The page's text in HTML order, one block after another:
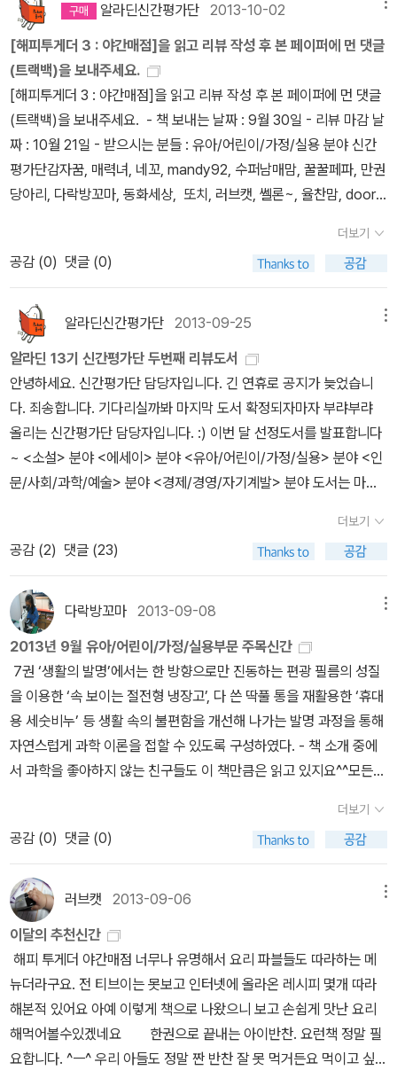
수도 있겠네요. 모르는 건 아니지만, 일단 요리책을 보면 재료나 정량
이 나와서 편한 점이 많습니다. 그래서 집에서 하긴 하지만 가끔 하는
요리는 조리법이나 재료와 같은 레시피를 종이에 적어두시는 경우도
있더라구요. 3. 요리책에 나오는 용어 1. 영어로 배우는 서
양조리용어사전 2. 조리용어 3. 호텔조리용어 4. 사진으로 배우는 전
문조리용어해설 아무리 생각해도 요리는 저에게 자신감을 절대 주지
않는 영역같습니다. 칼을 쥐고 썬다거나, 불 앞에서 후라이팬을 뒤집
는다는 건 기예의 한 분야같거든요. 요리를 좋아하시는 분들은 요리
에 대해 많은 관심이 있는 만큼 많은 걸 알고 계시겠지만, 그렇지 못할
경우엔 요리책에 나온 기본적인 것이라 생략되어 있는 내용도 잘 모
를 경우도 있습니다. 최근에 쉽게 나온 책들은 이러한 점을 반영해서
책을 읽으면 조금 더 이해하기 좋지 않을까 하는 생각이 듭니다. 또는
쉽게 나온 요리책이 아니라 조금 더 고난도의 요리를 배우는 데도 도
움이 될 수 있지 않을까요. 4. 가까이 있는 것을 선택하는 이유
1. 라면천국 2. MY 분식 레시피 3. 해피투게더 야간매점 4.
이밥차 심야식당 알고 있습니다. 슬로우 푸드가 몸에 좋다는 것, 건강
한 음식을 먹어야 한다는 것. 전혀 무관한 일이라고는 역시 전혀 생각
하지 않습니다. 그러나, 페이퍼를 쓰다보니 슬슬 뭐라도 먹고 싶어지
는 겁니다. 하긴 요리책만 두 시간을 봤으면 그럴 수도 있는 건가봅니
드 식품뿐입니다. 냉장고를 뒤져보면 반찬과 밥이 있긴 하겠지만, 이
유는 모르지만 라면이 왜 이렇게 잘 보이는 걸까요. 유난히. --------
---------- 오늘은 여기까지 입니다. 간단한 요리라도 가족과 친구
와 우리를 기쁘게 하는 사람들과 맛있게 먹으면 좋겠습니다. 일요일
하루 아낌없이 즐겁게 보내세요.
의 단편들을 엿본 느낌이 들어 그가 무척 친근하게 느껴진다. '누군가
가 읽은 책이 그 사람을 말해준다'는 말이 이럴 때 쓰는 말이 아닐까
싶다. 게다가 그는 책이 삶이고 삶이 책인 듯 너무나 자연스럽게 책을
말하고, 인용하고, 권한다. 그래서 어려운 작가론과 어려운 책들이 가
득한데도 가벼운 수필을 읽듯 편안하게 읽힌다. 그가 소개한 작가와
작품이 궁금해서 자꾸만 기웃거리게 된다. 어려운 글을 어렵게 쓰는
것은 재능이 아니고, 쉬운 글을 어렵게 쓰는 것은 자랑이 아니다. 어려
운 글을 쉽게 쓰는 것이야말로 진정 글쓰는 재주라고 생각한다. 그런
서는 안된다며 시대상을 담은 영화를 만들고자 하지만, 또 “아이들에
만드는 일을, 다음 세대의 아이들 몫으로 남겨두면서 끝을 내고 있다.
짧은 분량임에도 불구하고 아이들의 책에서 얻을 수 있는 모든 것과,
다음 세대에 전수할 수 밖에 없는 무거운 과업 등 결코 가볍지 않은 주
제를 꽉꽉 채워넣은 좋은 책이었던 것 같다.[경제/경영/자기계발] 분
야 Yearn 님의 리뷰 http://blog.aladin.co.kr/Yearn/6648761
지난 정권에서는 녹색성장에 중점을 두었고, 이번 정권에서는 창조경
제에 방점을 두고 있습니다. 그러나 녹색성장의 성과는 미비했고, 창
부 원제목인 (경영 변화의 본질쯤으로 번역할 수 있는)The nature
of change를 창조경제 스타트업, 자연이 답이다라고 번역한 것은
영된 것으로 보입니다. 분명 생체모방기술은 환경과 창의성을 중요시
하는 요즘 좋은 대안이 될 수 있습니다. 하지만 유행처럼 왔다가 허무
하게 사라지는 신기루가 되지 않도록 하려는 결심과 노력이 필요하다
는 당연한 사실을 조심스레 적어봅니다. 사랑지기 님의 리뷰 http://
blog.aladin.co.kr/748233123/6618281저자는 의지력의 수명은
정해져 있고, 많이 쓸수록 떨어지므로, 하루라는 시간을 투자해 최고
의 성공을 얻고 싶다면 의지력이 떨어지기 전에, 당신의 가장 중요한
일, 그 한 가지 일을 일찍 해치우라고 조언한다. '모든 일이 다 중요하
우선순위의 중요성을 강조한 것이다. 우리가 우선순위를 잘 정해서
행동하면 자동적으로 균형에서 벗어나 어느 하나에 더 많은 시간을
투자하게 된다. 따라서 ‘단 하나’를 위해서 버리고, 선택하고, 집중하
는 것이 매우 중요하다는 것이다.[유아/어린이/가정/실용] 분야 다락
방 꼬마 님의 리뷰 http://blog.aladin.co.kr/749795117/66509
29<야간매점>에서는 요리 재료에서부터 만드는 과정이 사진으로
자세히 나와있어 그리 어렵지 않게 만들어 먹을 수 있습니다. 요리 스
토리에는 요리와 관련된 방송 이야기를 전하고 있어 방송을 미처 못
보신 분들도 요리에 얽힌 일화 등을 함께 보실수 있습니다. 또하나 놓
칠 수 없는 것은 전문가들의 노하우 입니다. 방송에도 출연했던 강레
오 셰프와 레이먼 킴의 오렌지 깎는 법, 주방 천연세제, 채소응급처치
니, 책으로 나왔다는 게 놀랍지 않을 수 없었다. 그런데 책을 받고 보
니, 아마 책을 만드는 입장에서도 그랬던 모양이다. '이 방송을 어떻게
책으로 만들지?' 책 이야기를 하기 전에 잠깐, 방송 얘기를 해야겠다
(책 표지에까지 방송의 로고를 붙였고, 지은이가 방송 제작진으로 되
어 있으니 그래도 되겠지). 나는 이 방송의 컨셉이 좋다. 출연자들이
과연 진짜 직접 저걸 만들어 먹을까에는 늘 의문이 남지만, 예쁘고 날
씬한 잘생기고 건장한 가수 배우 들도 밤의 배고픔은 이기지 못하고
열량 폭탄을 제조해 흡입한다는 사실을 확인할 때면 어지간한 토크쇼
의 눈물 고백을 볼 때보다 훨씬 그들에게 친근감이 생긴다. 소개되
는 음식들은 대부분 '요리'라기보다는... (적당한 말 못 찾음)... 그런
것들인데, 야식이란 게 원래 충동적으로 만들어 먹는 음식이니까 그
은 시간에(자막에 소요시간과 예산이 표기된다) 그럴싸한 맛과 적절
한 포만감을 주는 만만한 음식이 바로 야식이니까. 방송을 보면서 가
끔은 '맞아, 저렇게 먹으면 맛있지!' 하면서 옛날이 먹었던 간식을 떠
올리기도 하고, '저거 괜찮다!' 하고 따라해보기도 한다. (나는 정웅인
이 소개한 야식을 보고 조금 응용해서 떡국떡을 기름에 살짝 튀겨 조
청과 간장과 참기름을 버무려 간식으로 먹은 적이 있다! 튈 수 있으니
까 떡의 물기를 잘 제거해야 한다는 황정민의 참견을 기억하면서 했
다.) 그러니 찐 만두를 으깨어 밥과 비벼 먹으니 잡채밥 맛이 난다며
기 때문이고 즉, 반 이상 장난이기 때문이다. 그런데 책으로 만드는 것
은 방송과는 다르다고 생각한다. 일단 『해피 투게더 3 : 야간 매점』이
라는 제목을 보고, 화려한 띠지의 문구를 보고 예상되는 것은 방송에
소개된 야식 만드는 법이 모여있는 것이다. 방송에서도 '쉽다 쉽다 쉽
게 만들 수 있다'를 컨셉으로 하는데 그걸 책을 보고 따라 해 보라고?
갸우뚱하게 되지만, 요즘은 '쉬운 요리'를 좋아들 하니까 하고 넘어갈
수도 있다. 그럼 간단한 요리라도 재밌게 소개해주려나? 슬프게도 그
렇지가 않았다. 침착하게 따지고 보면 표제도 그렇고 지은이도 그렇
고, 이 책은 요리가 아닌 방송에 집중한 책이다. 말 그대로 예능 프로
그램의 인기 코너를 책으로 옮긴 것이다. 책장을 넘기면 '빰빰빰 빰!
빰! 빰빰!' 하는 방송 배경음악이 자동 연상될 만큼, 방송이 그대로 책
의 말풍선에 집어 넣고, 야식 조리 방법을 소개했다. (만두를 다져서
부친 만두랑땡을 먹은 누군가의 평 '진짜 맛있다. 만두 맛이다.' 이런
게 책에 실려 있다.) 잠깐 숨을 가다듬고 가장 충격적인 부분에 대해
적겠다.... 완성 음식, 만드는 과정 사진은 방송 화면을 캡쳐한 것이다.
표지 뒷날개에 방송을 만든 사람들의 이름이 (국장부터) 죽 적혀 있
다. 아마 모두들 이 프로그램을 너무나 사랑해서 책으로도 만들고 소
개하고 싶었을 것이다. 그러나 나는 훌륭한 소설을 화면으로 옮길
때 지문과 대사를 있는 그대로 쓰지 않듯이, 방송을 책으로 만들 때
도 책의 문법을 존중해야 한다고 생각한다. 방송을 기록하고 싶은 책
알라딘신간평가단 2013-10-02
[해피투게더 3 : 야간매점]을 읽고 리뷰 작성 후 본 페이퍼에 먼 댓글
(트랙백)을 보내주세요.
[해피투게더 3 : 야간매점]을 읽고 리뷰 작성 후 본 페이퍼에 먼 댓글
(트랙백)을 보내주세요. - 책 보내는 날짜 : 9월 30일 - 리뷰 마감 날
짜 : 10월 21일 - 받으시는 분들 : 유아/어린이/가정/실용 분야 신간
평가단감자꿈, 매력녀, 네꼬, mandy92, 수퍼남매맘, 꿀꿀페파, 만권
당아리, 다락방꼬마, 동화세상, 또치, 러브캣, 쎌론~, 율찬맘, doori
요! 하나!리뷰 작성하실 때 하단에 꼭 아래 문구를 텍스트로 넣어주세
요.* 알라딘 공식 신간평가단의 투표를 통해 선정된 우수 도서를 출
판사로부터 제공 받아 읽고 쓴 리뷰입니다. 둘! 그리고, 리뷰가 늦으
시는 분은 유아/어린이/가정/실용 분야의 파트장 '꿀꿀페파' 님께 메
일 보내주세요.메일 주소는 초기 이메일로 보내드렸습니다.(잊어버리
신 분은 propose@aladin.co.kr로 메일 주시면 알려드릴게요
~) 셋! 각 도서별 1명씩 좋은 리뷰를 선정해 1만원권 알라딘 상품권
을 드리고 있습니다.각 도서별 좋은 리뷰 선정은 파트장님이 수고해
주실 예정입니다.
더보기
공감 (0) 댓글 (0)
알라딘신간평가단 2013-09-25
알라딘 13기 신간평가단 두번째 리뷰도서
안녕하세요. 신간평가단 담당자입니다. 긴 연휴로 공지가 늦었습니
다. 죄송합니다. 기다리실까봐 마지막 도서 확정되자마자 부랴부랴
올리는 신간평가단 담당자입니다. :) 이번 달 선정도서를 발표합니다
~ <소설> 분야 <에세이> 분야 <유아/어린이/가정/실용> 분야 <인
문/사회/과학/예술> 분야 <경제/경영/자기계발> 분야 도서는 마음
더보기
공감 (2) 댓글 (23)
다락방꼬마 2013-09-08
2013년 9월 유아/어린이/가정/실용부문 주목신간
7권 ‘생활의 발명’에서는 한 방향으로만 진동하는 편광 필름의 성질
을 이용한 ‘속 보이는 절전형 냉장고’, 다 쓴 딱풀 통을 재활용한 ‘휴대
용 세숫비누’ 등 생활 속의 불편함을 개선해 나가는 발명 과정을 통해
자연스럽게 과학 이론을 접할 수 있도록 구성하였다. - 책 소개 중에
서 과학을 좋아하지 않는 친구들도 이 책만큼은 읽고 있지요^^모든
아이들을 사로잡을지 궁금하네요. 보름달문고 시리즈 56권. <곰
의 아이들>로 제10회 문학동네어린이문학상을 수상한 작가 류화선
의 두 번째 동화이다. “가장 오래된 신화를 바탕으로 쓴 가장 현재적
인 질문”이라는 평을 받은 전작에 이어, 작가는 유년의 상처와 이별하
는 아프고 빛나는 순간을 아름답게 그려냈다. - 책 소개 중에서 보름
달 문고는 믿고 보는 시리즈 중 하나입니다.화사한 표지 속 두 친구가
어떤 이야기를 들려줄지 궁금합니다. 쿠킹 클래스 인기 No. 1, ‘푸
드스페이스 다정’의 ‘반찬반’ 수업을 그대로 담은 책이다. 매일 반찬이
고민되는 주부들에게 맛있고 건강에도 좋은 제철 메뉴를 공개한다. 6
개월 이상 대기에 대기를 해야 신청이 가능하고, 전국 뿐 아니라 외국
에서도 레시피를 달라는 문의가 끊이지 않는 쿠킹 클래스 최고 인기
더보기
공감 (0) 댓글 (0)
러브캣 2013-09-06
이달의 추천신간
해피 투게더 야간매점 너무나 유명해서 요리 파블들도 따라하는 메
뉴더라구요. 전 티브이는 못보고 인터넷에 올라온 레시피 몇개 따라
해본적 있어요 아예 이렇게 책으로 나왔으니 보고 손쉽게 맛난 요리
해먹어볼수있겠네요 한권으로 끝내는 아이반찬. 요런책 정말 필
요합니다. ^ㅡ^ 우리 아들도 정말 짠 반찬 잘 못 먹거든요 먹이고 싶지